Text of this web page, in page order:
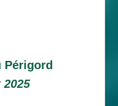
Périgord
2025